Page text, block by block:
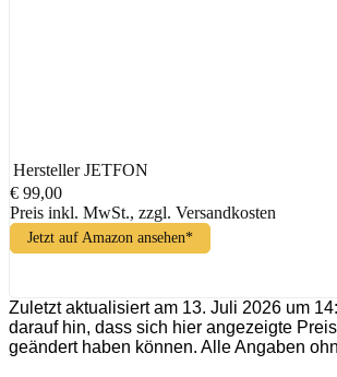
Hersteller JETFON
€ 99,00
Preis inkl. MwSt., zzgl. Versandkosten
Jetzt auf Amazon ansehen*
Zuletzt aktualisiert am 13. Juli 2026 um
darauf hin, dass sich hier angezeigte
geändert haben können. Alle Angaben